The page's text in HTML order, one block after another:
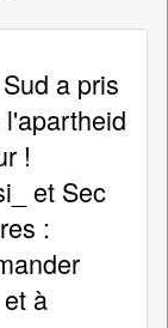
a pris
!
et Sec
:
à